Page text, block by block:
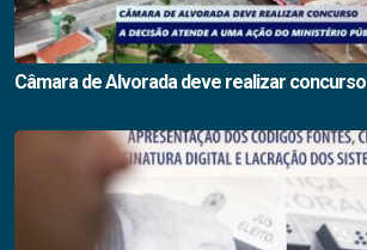
Câmara de Alvorada deve realizar concurso